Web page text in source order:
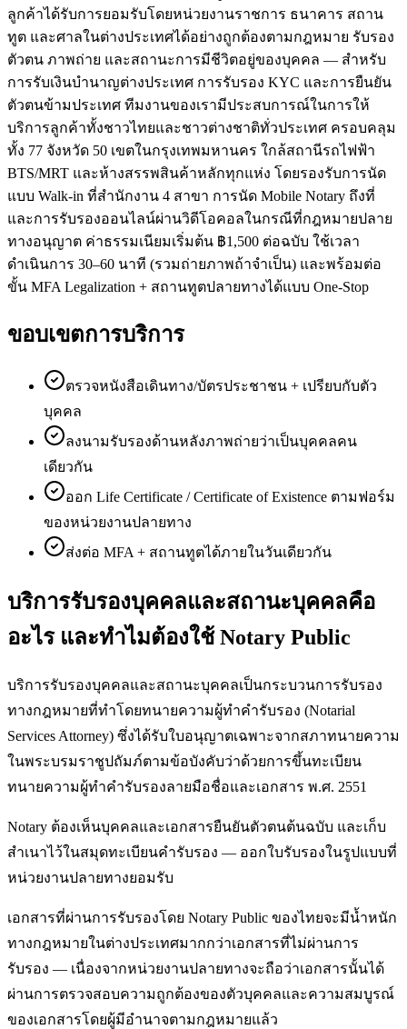
ลูกค้าได้รับการยอมรับโดยหน่วยงานราชการ ธนาคาร สถาน
ทูต และศาลในต่างประเทศได้อย่างถูกต้องตามกฎหมาย รับรอง
ตัวตน ภาพถ่าย และสถานะการมีชีวิตอยู่ของบุคคล — สำหรับ
การรับเงินบำนาญต่างประเทศ การรับรอง KYC และการยืนยัน
ตัวตนข้ามประเทศ ทีมงานของเรามีประสบการณ์ในการให้
บริการลูกค้าทั้งชาวไทยและชาวต่างชาติทั่วประเทศ ครอบคลุม
ทั้ง 77 จังหวัด 50 เขตในกรุงเทพมหานคร ใกล้สถานีรถไฟฟ้า
BTS/MRT และห้างสรรพสินค้าหลักทุกแห่ง โดยรองรับการนัด
แบบ Walk-in ที่สำนักงาน 4 สาขา การนัด Mobile Notary ถึงที่
และการรับรองออนไลน์ผ่านวิดีโอคอลในกรณีที่กฎหมายปลาย
ทางอนุญาต ค่าธรรมเนียมเริ่มต้น ฿1,500 ต่อฉบับ ใช้เวลา
ดำเนินการ 30–60 นาที (รวมถ่ายภาพถ้าจำเป็น) และพร้อมต่อ
ขั้น MFA Legalization + สถานทูตปลายทางได้แบบ One-Stop
ขอบเขตการบริการ
ตรวจหนังสือเดินทาง/บัตรประชาชน + เปรียบกับตัว
บุคคล
ลงนามรับรองด้านหลังภาพถ่ายว่าเป็นบุคคลคน
เดียวกัน
ออก Life Certificate / Certificate of Existence ตามฟอร์ม
ของหน่วยงานปลายทาง
ส่งต่อ MFA + สถานทูตได้ภายในวันเดียวกัน
บริการรับรองบุคคลและสถานะบุคคลคือ
อะไร และทำไมต้องใช้ Notary Public
บริการรับรองบุคคลและสถานะบุคคลเป็นกระบวนการรับรอง
ทางกฎหมายที่ทำโดยทนายความผู้ทำคำรับรอง (Notarial
Services Attorney) ซึ่งได้รับใบอนุญาตเฉพาะจากสภาทนายความ
ในพระบรมราชูปถัมภ์ตามข้อบังคับว่าด้วยการขึ้นทะเบียน
ทนายความผู้ทำคำรับรองลายมือชื่อและเอกสาร พ.ศ. 2551
Notary ต้องเห็นบุคคลและเอกสารยืนยันตัวตนต้นฉบับ และเก็บ
สำเนาไว้ในสมุดทะเบียนคำรับรอง — ออกใบรับรองในรูปแบบที่
หน่วยงานปลายทางยอมรับ
เอกสารที่ผ่านการรับรองโดย Notary Public ของไทยจะมีน้ำหนัก
ทางกฎหมายในต่างประเทศมากกว่าเอกสารที่ไม่ผ่านการ
รับรอง — เนื่องจากหน่วยงานปลายทางจะถือว่าเอกสารนั้นได้
ผ่านการตรวจสอบความถูกต้องของตัวบุคคลและความสมบูรณ์
ของเอกสารโดยผู้มีอำนาจตามกฎหมายแล้ว